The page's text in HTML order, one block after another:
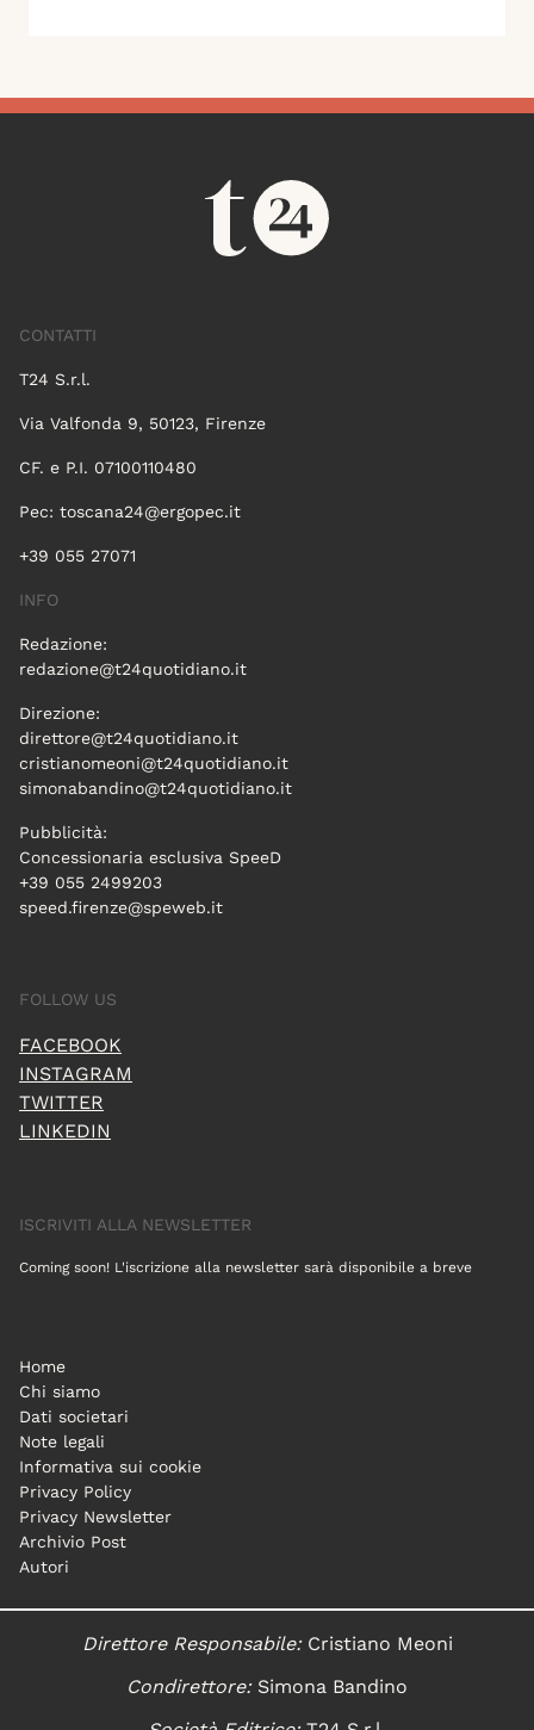
CONTATTI
T24 S.r.l.
Via Valfonda 9, 50123, Firenze
CF. e P.I. 07100110480
Pec: toscana24@ergopec.it
+39 055 27071
INFO
Redazione:
redazione@t24quotidiano.it
Direzione:
direttore@t24quotidiano.it
cristianomeoni@t24quotidiano.it
simonabandino@t24quotidiano.it
Pubblicità:
Concessionaria esclusiva SpeeD
+39 055 2499203
speed.firenze@speweb.it
FOLLOW US
FACEBOOK
INSTAGRAM
TWITTER
LINKEDIN
ISCRIVITI ALLA NEWSLETTER
Coming soon! L'iscrizione alla newsletter sarà disponibile a breve
Home
Chi siamo
Dati societari
Note legali
Informativa sui cookie
Privacy Policy
Privacy Newsletter
Archivio Post
Autori
Direttore Responsabile:Cristiano Meoni
Condirettore:Simona Bandino